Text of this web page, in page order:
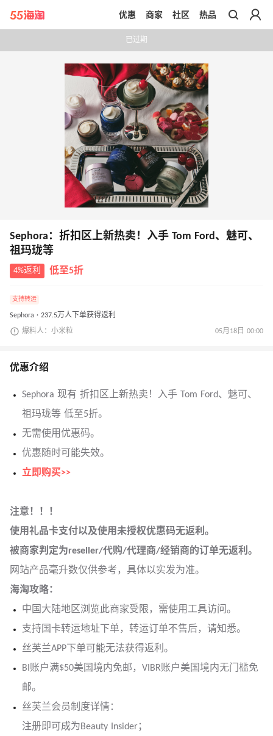
带你去官网买正品
优惠 商家 社区 热品
已过期
Sephora：折扣区上新热卖！入手 Tom Ford、魅可、
祖玛珑等
4%返利 低至5折
支持转运
Sephora · 237.5万人下单获得返利
爆料人：小米粒 05月18日 00:00
优惠介绍
Sephora 现有 折扣区上新热卖！入手 Tom Ford、魅可、
祖玛珑等 低至5折。
无需使用优惠码。
优惠随时可能失效。
立即购买>>
注意！！！
使用礼品卡支付以及使用未授权优惠码无返利。
被商家判定为reseller/代购/代理商/经销商的订单无返利。
网站产品毫升数仅供参考，具体以实发为准。
海淘攻略：
中国大陆地区浏览此商家受限，需使用工具访问。
支持国卡转运地址下单，转运订单不售后，请知悉。
丝芙兰APP下单可能无法获得返利。
BI账户满$50美国境内免邮，VIBR账户美国境内无门槛免
邮。
丝芙兰会员制度详情：
注册即可成为Beauty Insider；